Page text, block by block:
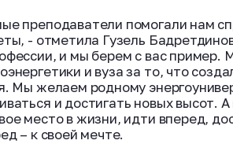
преподаватели помогали нам
- отметила Гузель
и мы берем с вас пример.
и вуза за то, что
Мы желаем родному
и достигать новых высот.
место в жизни, идти вперед,
– к своей мечте.